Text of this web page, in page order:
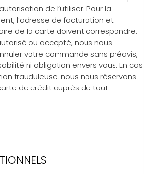
de l’utiliser. Pour la
l’adresse de facturation et
de la carte doivent correspondre.
ou accepté, nous nous
votre commande sans préavis,
ni obligation envers vous. En cas
frauduleuse, nous nous réservons
de crédit auprès de tout